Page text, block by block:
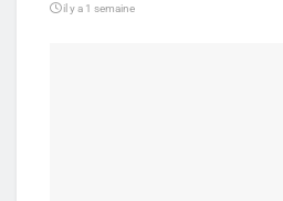
il y a 1 semaine